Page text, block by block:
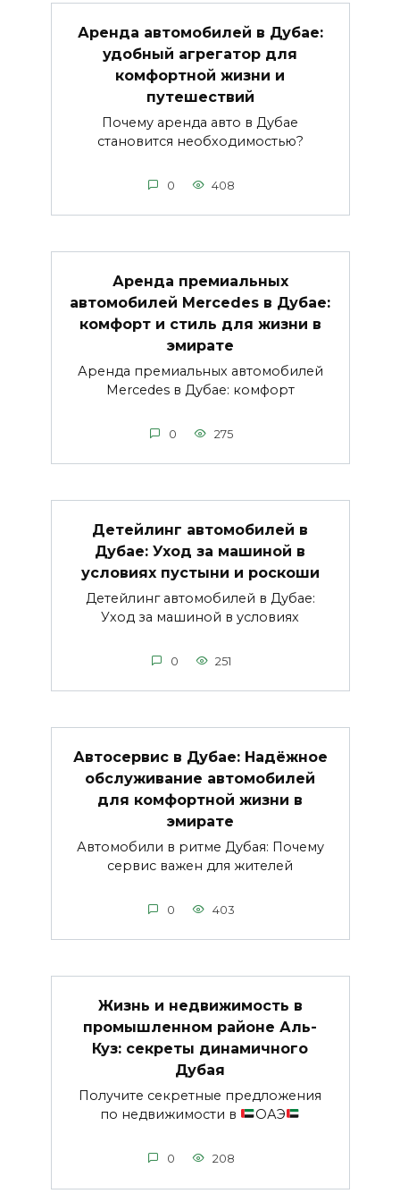
Аренда автомобилей в Дубае:
удобный агрегатор для
комфортной жизни и
путешествий
Почему аренда авто в Дубае
становится необходимостью?
0 408
Аренда премиальных
автомобилей Mercedes в Дубае:
комфорт и стиль для жизни в
эмирате
Аренда премиальных автомобилей
Mercedes в Дубае: комфорт
0 275
Детейлинг автомобилей в
Дубае: Уход за машиной в
условиях пустыни и роскоши
Детейлинг автомобилей в Дубае:
Уход за машиной в условиях
0 251
Автосервис в Дубае: Надёжное
обслуживание автомобилей
для комфортной жизни в
эмирате
Автомобили в ритме Дубая: Почему
сервис важен для жителей
0 403
Жизнь и недвижимость в
промышленном районе Аль-
Куз: секреты динамичного
Дубая
Получите секретные предложения
по недвижимости в
ОАЭ
0 208